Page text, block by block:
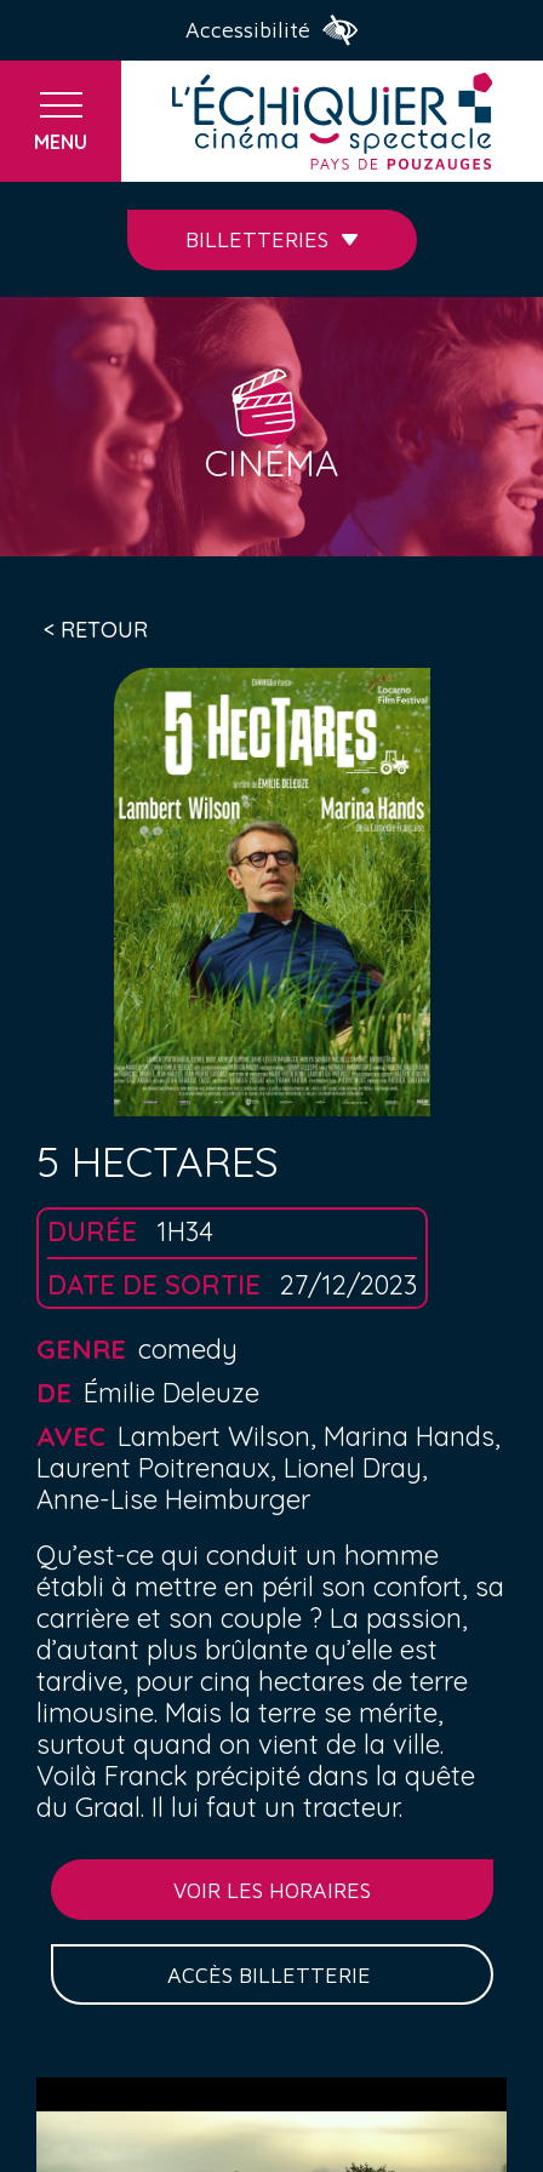
Accessibilité
MENU
BILLETTERIES
CINÉMA
5 HECTARES
DURÉE
1H34
DATE DE SORTIE
27/12/2023
GENRE comedy
DE Émilie Deleuze
AVEC Lambert Wilson, Marina Hands,
Laurent Poitrenaux, Lionel Dray,
Anne-Lise Heimburger
Qu’est-ce qui conduit un homme
établi à mettre en péril son confort, sa
carrière et son couple ? La passion,
d’autant plus brûlante qu’elle est
tardive, pour cinq hectares de terre
limousine. Mais la terre se mérite,
surtout quand on vient de la ville.
Voilà Franck précipité dans la quête
du Graal. Il lui faut un tracteur.
VOIR LES HORAIRES
ACCÈS BILLETTERIE